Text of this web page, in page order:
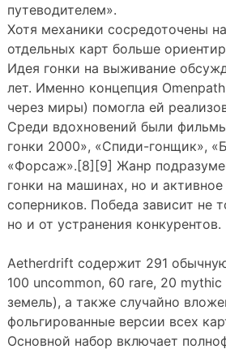
путеводителем».
Хотя механики сосредоточены
отдельных карт больше
Идея гонки на выживание
лет. Именно концепция
через миры) помогла ей
Среди вдохновений были
гонки 2000», «Спиди-гонщик»,
«Форсаж».[8][9] Жанр
гонки на машинах, но и
соперников. Победа зависит не
но и от устранения конкурентов.
Aetherdrift содержит 291
100 uncommon, 60 rare, 20
земель), а также случайно
фольгированные версии всех
Основной набор включает